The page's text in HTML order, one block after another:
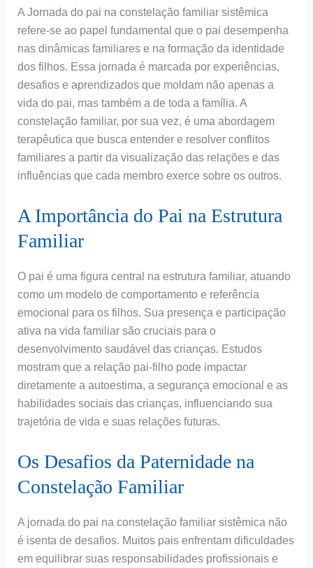
A Jornada do pai na constelação familiar sistêmica
refere-se ao papel fundamental que o pai desempenha
nas dinâmicas familiares e na formação da identidade
dos filhos. Essa jornada é marcada por experiências,
desafios e aprendizados que moldam não apenas a
vida do pai, mas também a de toda a família. A
constelação familiar, por sua vez, é uma abordagem
terapêutica que busca entender e resolver conflitos
familiares a partir da visualização das relações e das
influências que cada membro exerce sobre os outros.
A Importância do Pai na Estrutura
Familiar
O pai é uma figura central na estrutura familiar, atuando
como um modelo de comportamento e referência
emocional para os filhos. Sua presença e participação
ativa na vida familiar são cruciais para o
desenvolvimento saudável das crianças. Estudos
mostram que a relação pai-filho pode impactar
diretamente a autoestima, a segurança emocional e as
habilidades sociais das crianças, influenciando sua
trajetória de vida e suas relações futuras.
Os Desafios da Paternidade na
Constelação Familiar
A jornada do pai na constelação familiar sistêmica não
é isenta de desafios. Muitos pais enfrentam dificuldades
em equilibrar suas responsabilidades profissionais e